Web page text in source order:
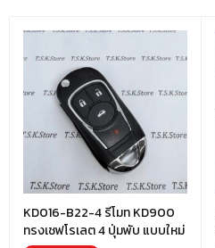
KD016-B22-4 รีโมท KD900
ทรงเชฟโรเลต 4 ปุ่มพับ แบบใหม่